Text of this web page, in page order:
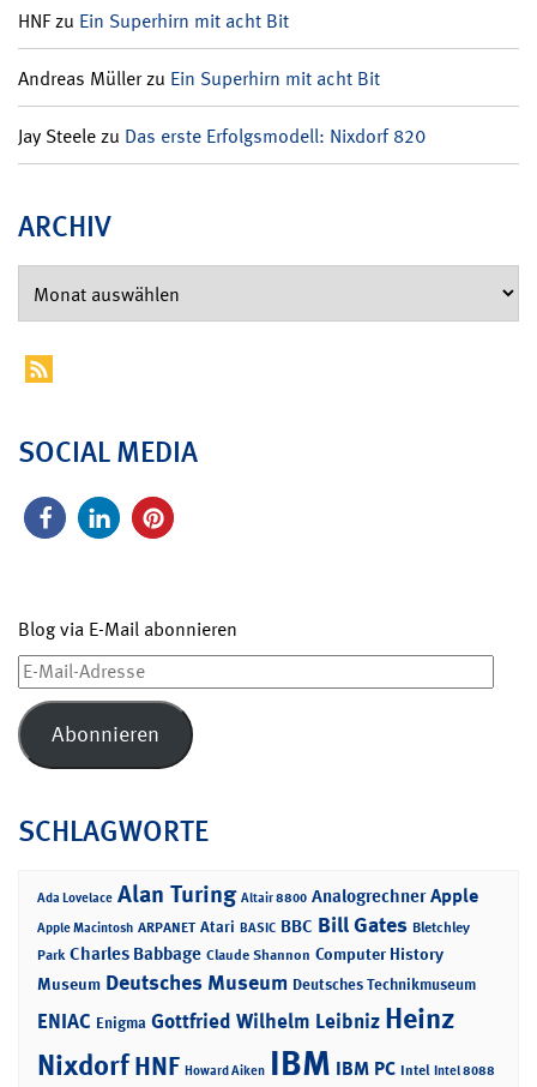
HNFzu Ein Superhirn mit acht Bit
Andreas Müllerzu Ein Superhirn mit acht Bit
Jay Steelezu Das erste Erfolgsmodell: Nixdorf 820
ARCHIV
SOCIAL MEDIA
Blog via E-Mail abonnieren
E-
Mail-
Adresse
Abonnieren
SCHLAGWORTE
Ada Lovelace Alan Turing Altair 8800 Analogrechner Apple
Apple Macintosh ARPANET Atari BASIC BBC Bill Gates Bletchley
Park Charles Babbage Claude Shannon Computer History
Museum Deutsches Museum Deutsches Technikmuseum
ENIAC Enigma Gottfried Wilhelm Leibniz Heinz
NixdorfHNF Howard Aiken IBM IBM PC Intel Intel 8088